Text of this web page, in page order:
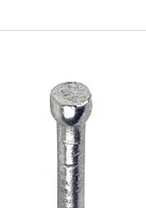
pa skrbijo, da vaše
razkrivajo
informacij in
tega spletnega
Obvezni piškotki
Ti piškotki so nujni